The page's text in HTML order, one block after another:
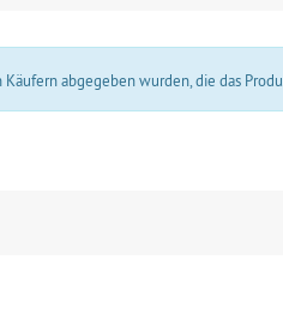
abgegeben wurden, die das